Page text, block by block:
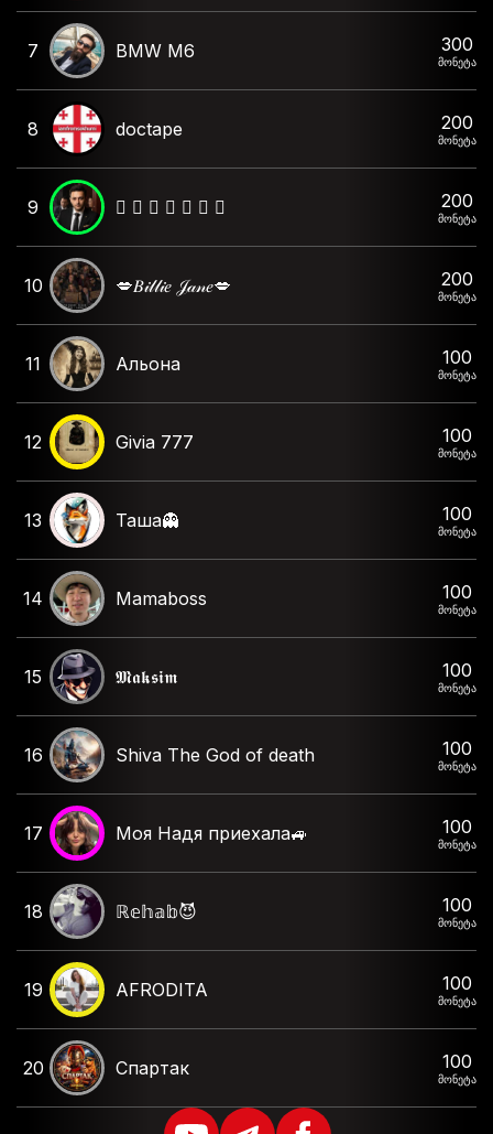
7 BMW M6 300
მონეტა
8 doctape 200
მონეტა
9 🫆 𝙲 𝙷 𝙴 𝙺 𝙾 🫆 200
მონეტა
10 💋𝐵𝒾𝓁𝓁𝒾𝑒 𝒥𝒶𝓃𝑒💋 200
მონეტა
11 Альона 100
მონეტა
12 Givia 777 100
მონეტა
13 Таша👻 100
მონეტა
14 Mamaboss 100
მონეტა
15 𝕸𝖆𝖐𝖘𝖎𝖒 100
მონეტა
16 Shiva The God of death 100
მონეტა
17 Моя Надя приехала🚙 100
მონეტა
18 ℝ𝕖𝕙𝕒𝕓😈 100
მონეტა
19 AFRODITA 100
მონეტა
20 Спартак 100
მონეტა